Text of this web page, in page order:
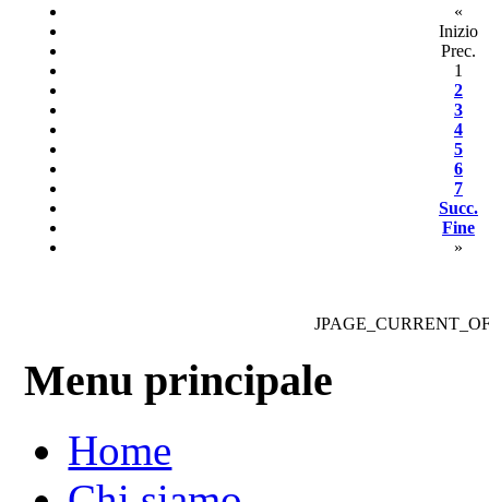
«
Inizio
Prec.
1
2
3
4
5
6
7
Succ.
Fine
»
Menu principale
Home